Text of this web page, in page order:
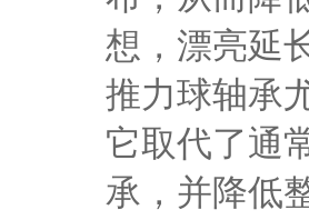
想，漂亮延
推力球轴承
它取代了通
承，并降低